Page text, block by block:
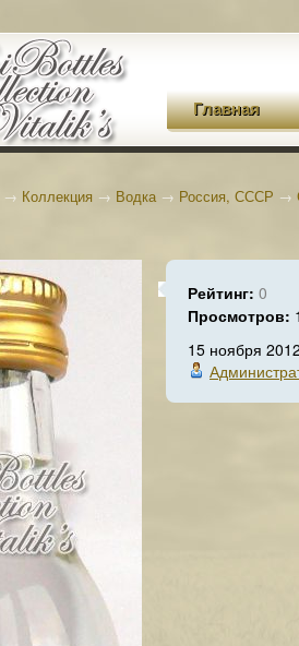
Главная
→ Коллекция → Водка→ Россия, СССР →
Рейтинг: 0
Просмотров:
15 ноября